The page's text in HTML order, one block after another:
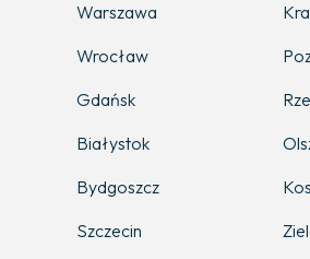
Warszawa
Wrocław
Gdańsk
Białystok
Bydgoszcz
Szczecin